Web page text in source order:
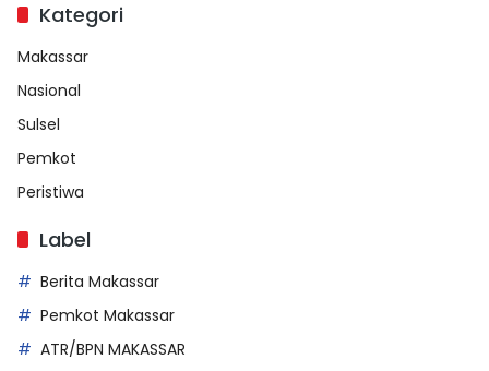
Kategori
Makassar
Nasional
Sulsel
Pemkot
Peristiwa
Label
Berita Makassar
Pemkot Makassar
ATR/BPN MAKASSAR